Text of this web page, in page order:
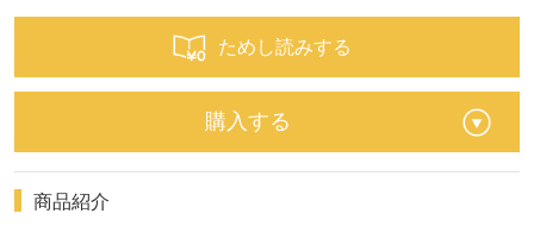
ためし読みする
購入する
商品紹介